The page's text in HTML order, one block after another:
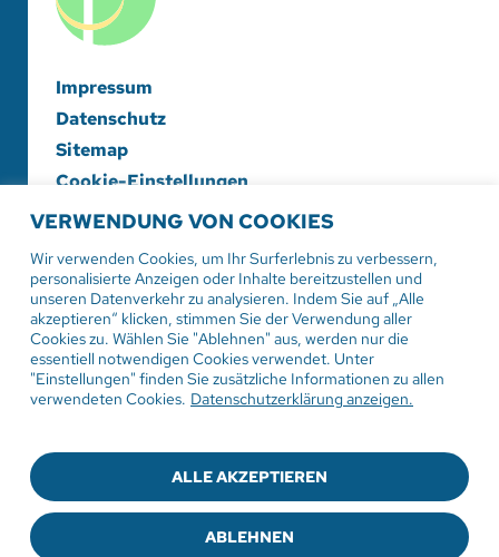
VERWENDUNG VON COOKIES
Wir verwenden Cookies, um Ihr Surferlebnis zu verbessern,
personalisierte Anzeigen oder Inhalte bereitzustellen und
unseren Datenverkehr zu analysieren. Indem Sie auf „Alle
akzeptieren“ klicken, stimmen Sie der Verwendung aller
Cookies zu. Wählen Sie "Ablehnen" aus, werden nur die
essentiell notwendigen Cookies verwendet. Unter
"Einstellungen" finden Sie zusätzliche Informationen zu allen
verwendeten Cookies. Datenschutzerklärung anzeigen.
ABLEHNEN
ALLE AKZEPTIEREN
Impressum
Datenschutz
Sitemap
Cookie-Einstellungen
Evangelische Diakonieschwesternschaft
Herrenberg-Korntal e. V.
Hildrizhauser Str. 29
71083 Herrenberg
Tel:07032 206-0
Mail: info@evdiak.de
Sie haben Fragen zur Medizinproduktesicherheit?